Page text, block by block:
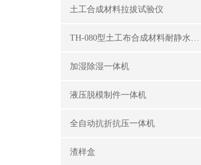
土工合成材料拉拔试验仪
TH-080型土工布合成材料耐静水压测定仪
加湿除湿一体机
液压脱模制件一体机
全自动抗折抗压一体机
渣样盒